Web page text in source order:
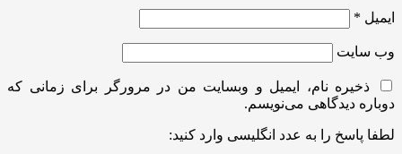
ایمیل *
وب‌ سایت
ذخیره نام، ایمیل و وبسایت من در مرورگر برای زمانی که
دوباره دیدگاهی می‌نویسم.
لطفا پاسخ را به عدد انگلیسی وارد کنید: